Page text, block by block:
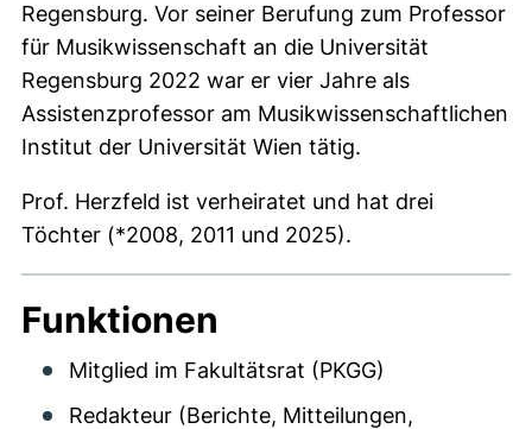
Regensburg. Vor seiner Berufung zum Professor
für Musikwissenschaft an die Universität
Regensburg 2022 war er vier Jahre als
Assistenzprofessor am Musikwissenschaftlichen
Institut der Universität Wien tätig.
Prof. Herzfeld ist verheiratet und hat drei
Töchter (*2008, 2011 und 2025).
Funktionen
Mitglied im Fakultätsrat (PKGG)
Redakteur (Berichte, Mitteilungen,